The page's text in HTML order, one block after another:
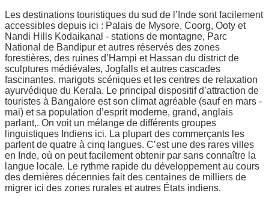
Les destinations touristiques du sud de l’Inde sont facilement
accessibles depuis ici : Palais de Mysore, Coorg, Ooty et
Nandi Hills Kodaikanal - stations de montagne, Parc
National de Bandipur et autres réservés des zones
forestières, des ruines d’Hampi et Hassan du district de
sculptures médiévales, Jogfalls et autres cascades
fascinantes, marigots scéniques et les centres de relaxation
ayurvédique du Kerala. Le principal dispositif d’attraction de
touristes à Bangalore est son climat agréable (sauf en mars -
mai) et sa population d’esprit moderne, grand, anglais
parlant,. On voit un mélange de différents groupes
linguistiques Indiens ici. La plupart des commerçants les
parlent de quatre à cinq langues. C’est une des rares villes
en Inde, où on peut facilement obtenir par sans connaître la
langue locale. Le rythme rapide du développement au cours
des dernières décennies fait des centaines de milliers de
migrer ici des zones rurales et autres États indiens.